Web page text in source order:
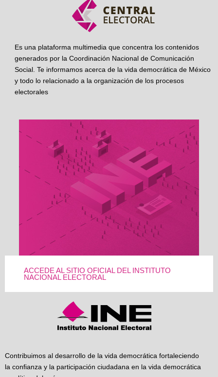
Es una plataforma multimedia que concentra los contenidos
generados por la Coordinación Nacional de Comunicación
Social. Te informamos acerca de la vida democrática de México
y todo lo relacionado a la organización de los procesos
electorales
ACCEDE AL SITIO OFICIAL DEL INSTITUTO
NACIONAL ELECTORAL
Contribuimos al desarrollo de la vida democrática fortaleciendo
la confianza y la participación ciudadana en la vida democrática